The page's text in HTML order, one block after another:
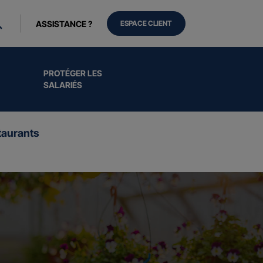
PROTÉGER LES
SALARIÉS
ASSISTANCE ? ESPACE CLIENT